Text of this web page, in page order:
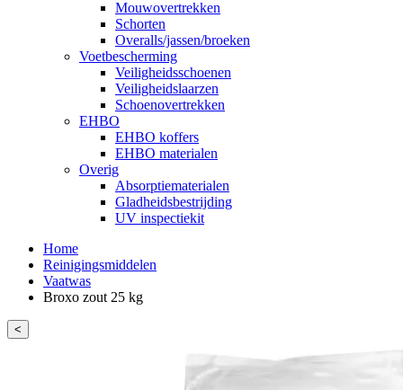
Mouwovertrekken
Schorten
Overalls/jassen/broeken
Voetbescherming
Veiligheidsschoenen
Veiligheidslaarzen
Schoenovertrekken
EHBO
EHBO koffers
EHBO materialen
Overig
Absorptiematerialen
Gladheidsbestrijding
UV inspectiekit
Home
Reinigingsmiddelen
Vaatwas
Broxo zout 25 kg
<